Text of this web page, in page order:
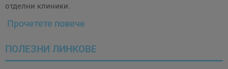
отделни клиники.
Прочетете повече
ПОЛЕЗНИ ЛИНКОВЕ